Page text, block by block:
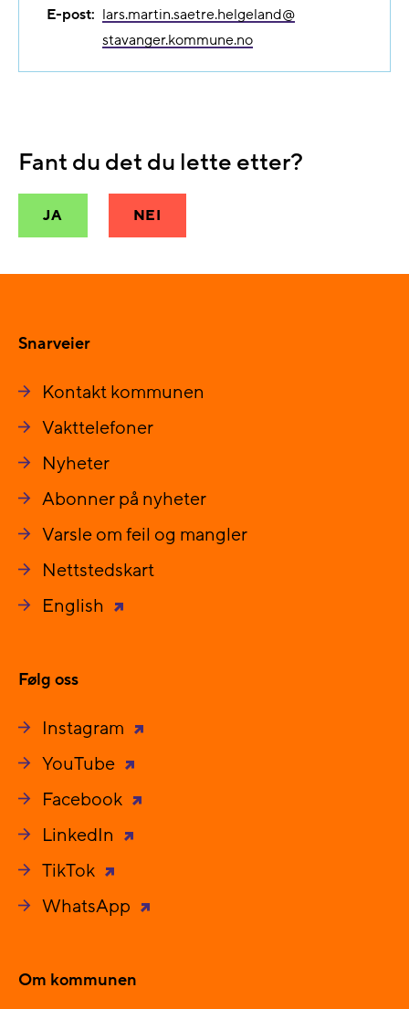
E-post:
lars.martin.saetre.helgeland@​
stavanger.kommune.no
Fant du det du lette etter?
JA NEI
Snarveier
Kontakt kommunen
Vakttelefoner
Nyheter
Abonner på nyheter
Varsle om feil og mangler
Nettstedskart
English
Følg oss
Instagram
YouTube
Facebook
LinkedIn
TikTok
WhatsApp
Om kommunen